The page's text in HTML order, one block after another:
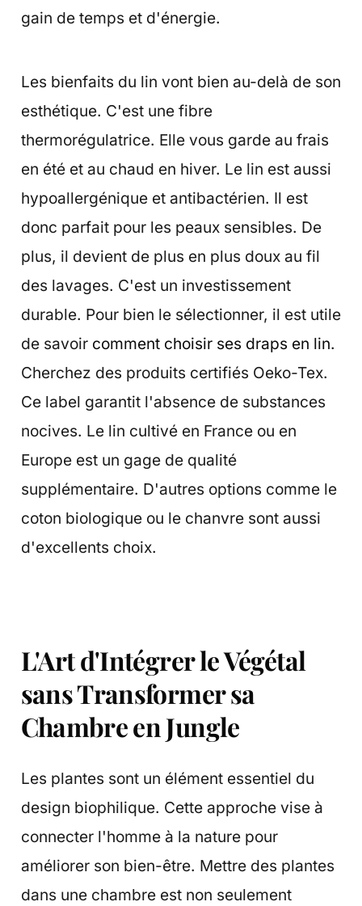
gain de temps et d'énergie.
Les bienfaits du lin vont bien au-delà de son
esthétique. C'est une fibre
thermorégulatrice. Elle vous garde au frais
en été et au chaud en hiver. Le lin est aussi
hypoallergénique et antibactérien. Il est
donc parfait pour les peaux sensibles. De
plus, il devient de plus en plus doux au fil
des lavages. C'est un investissement
durable. Pour bien le sélectionner, il est utile
de savoir comment choisir ses draps en lin.
Cherchez des produits certifiés Oeko-Tex.
Ce label garantit l'absence de substances
nocives. Le lin cultivé en France ou en
Europe est un gage de qualité
supplémentaire. D'autres options comme le
coton biologique ou le chanvre sont aussi
d'excellents choix.
L'Art d'Intégrer le Végétal
sans Transformer sa
Chambre en Jungle
Les plantes sont un élément essentiel du
design biophilique. Cette approche vise à
connecter l'homme à la nature pour
améliorer son bien-être. Mettre des plantes
dans une chambre est non seulement